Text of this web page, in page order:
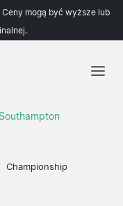
mogą być wyższe lub
Championship